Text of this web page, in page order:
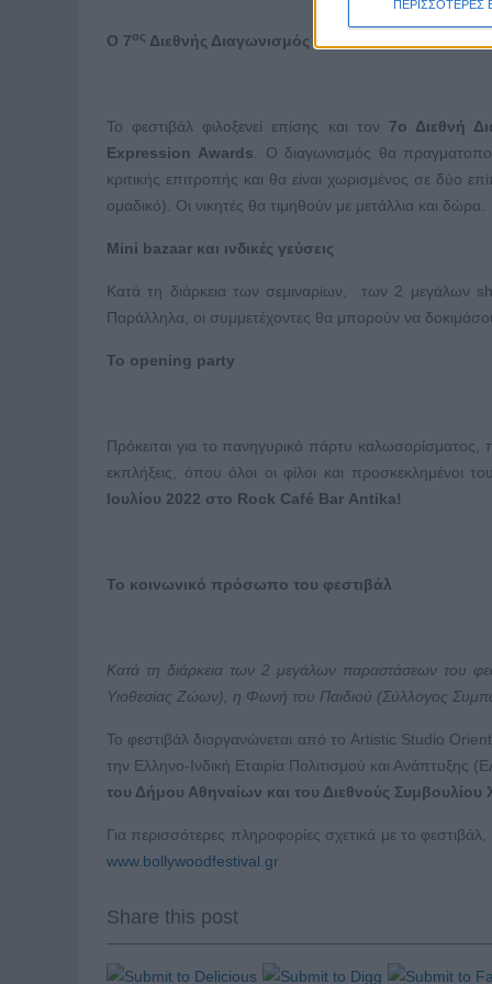
ΠΕΡΙΣΣΟΤΕΡΕΣ
Ο 7ος Διεθνής Διαγωνισμός Bollywood
Το φεστιβάλ φιλοξενεί επίσης και τον 7ο Διεθνή
Expression Awards. Ο διαγωνισμός θα
κριτικής επιτροπής και θα είναι χωρισμένος σε δύο
ομαδικό). Οι νικητές θα τιμηθούν με μετάλλια και δώρα.
Mini bazaar και ινδικές γεύσεις
Κατά τη διάρκεια των σεμιναρίων, των 2 μεγάλων
Παράλληλα, οι συμμετέχοντες θα μπορούν να
To opening party
Πρόκειται για το πανηγυρικό πάρτυ καλωσορίσματος,
εκπλήξεις, όπου όλοι οι φίλοι και προσκεκλημένοι
Ιουλίου 2022 στο Rock Café Bar Antika!
Το κοινωνικό πρόσωπο του φεστιβάλ
Κατά τη διάρκεια των 2 μεγάλων παραστάσεων του
Υιοθεσίας Ζώων), η Φωνή του Παιδιού (Σύλλογος
Το φεστιβάλ διοργανώνεται από το Artistic Studio
την Ελληνο-Ινδική Εταιρία Πολιτισμού και Ανάπτυξης
του Δήμου Αθηναίων και του Διεθνούς
Για περισσότερες πληροφορίες σχετικά με το
www.bollywoodfestival.gr
Share this post